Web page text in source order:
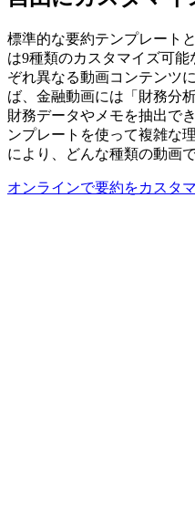
標準的な要約テンプレート
は9種類のカスタマイズ可
ぞれ異なる動画コンテンツ
ば、金融動画には「財務分
財務データやメモを抽出で
ンプレートを使って複雑な
により、どんな種類の動画
オンラインで要約をカスタ